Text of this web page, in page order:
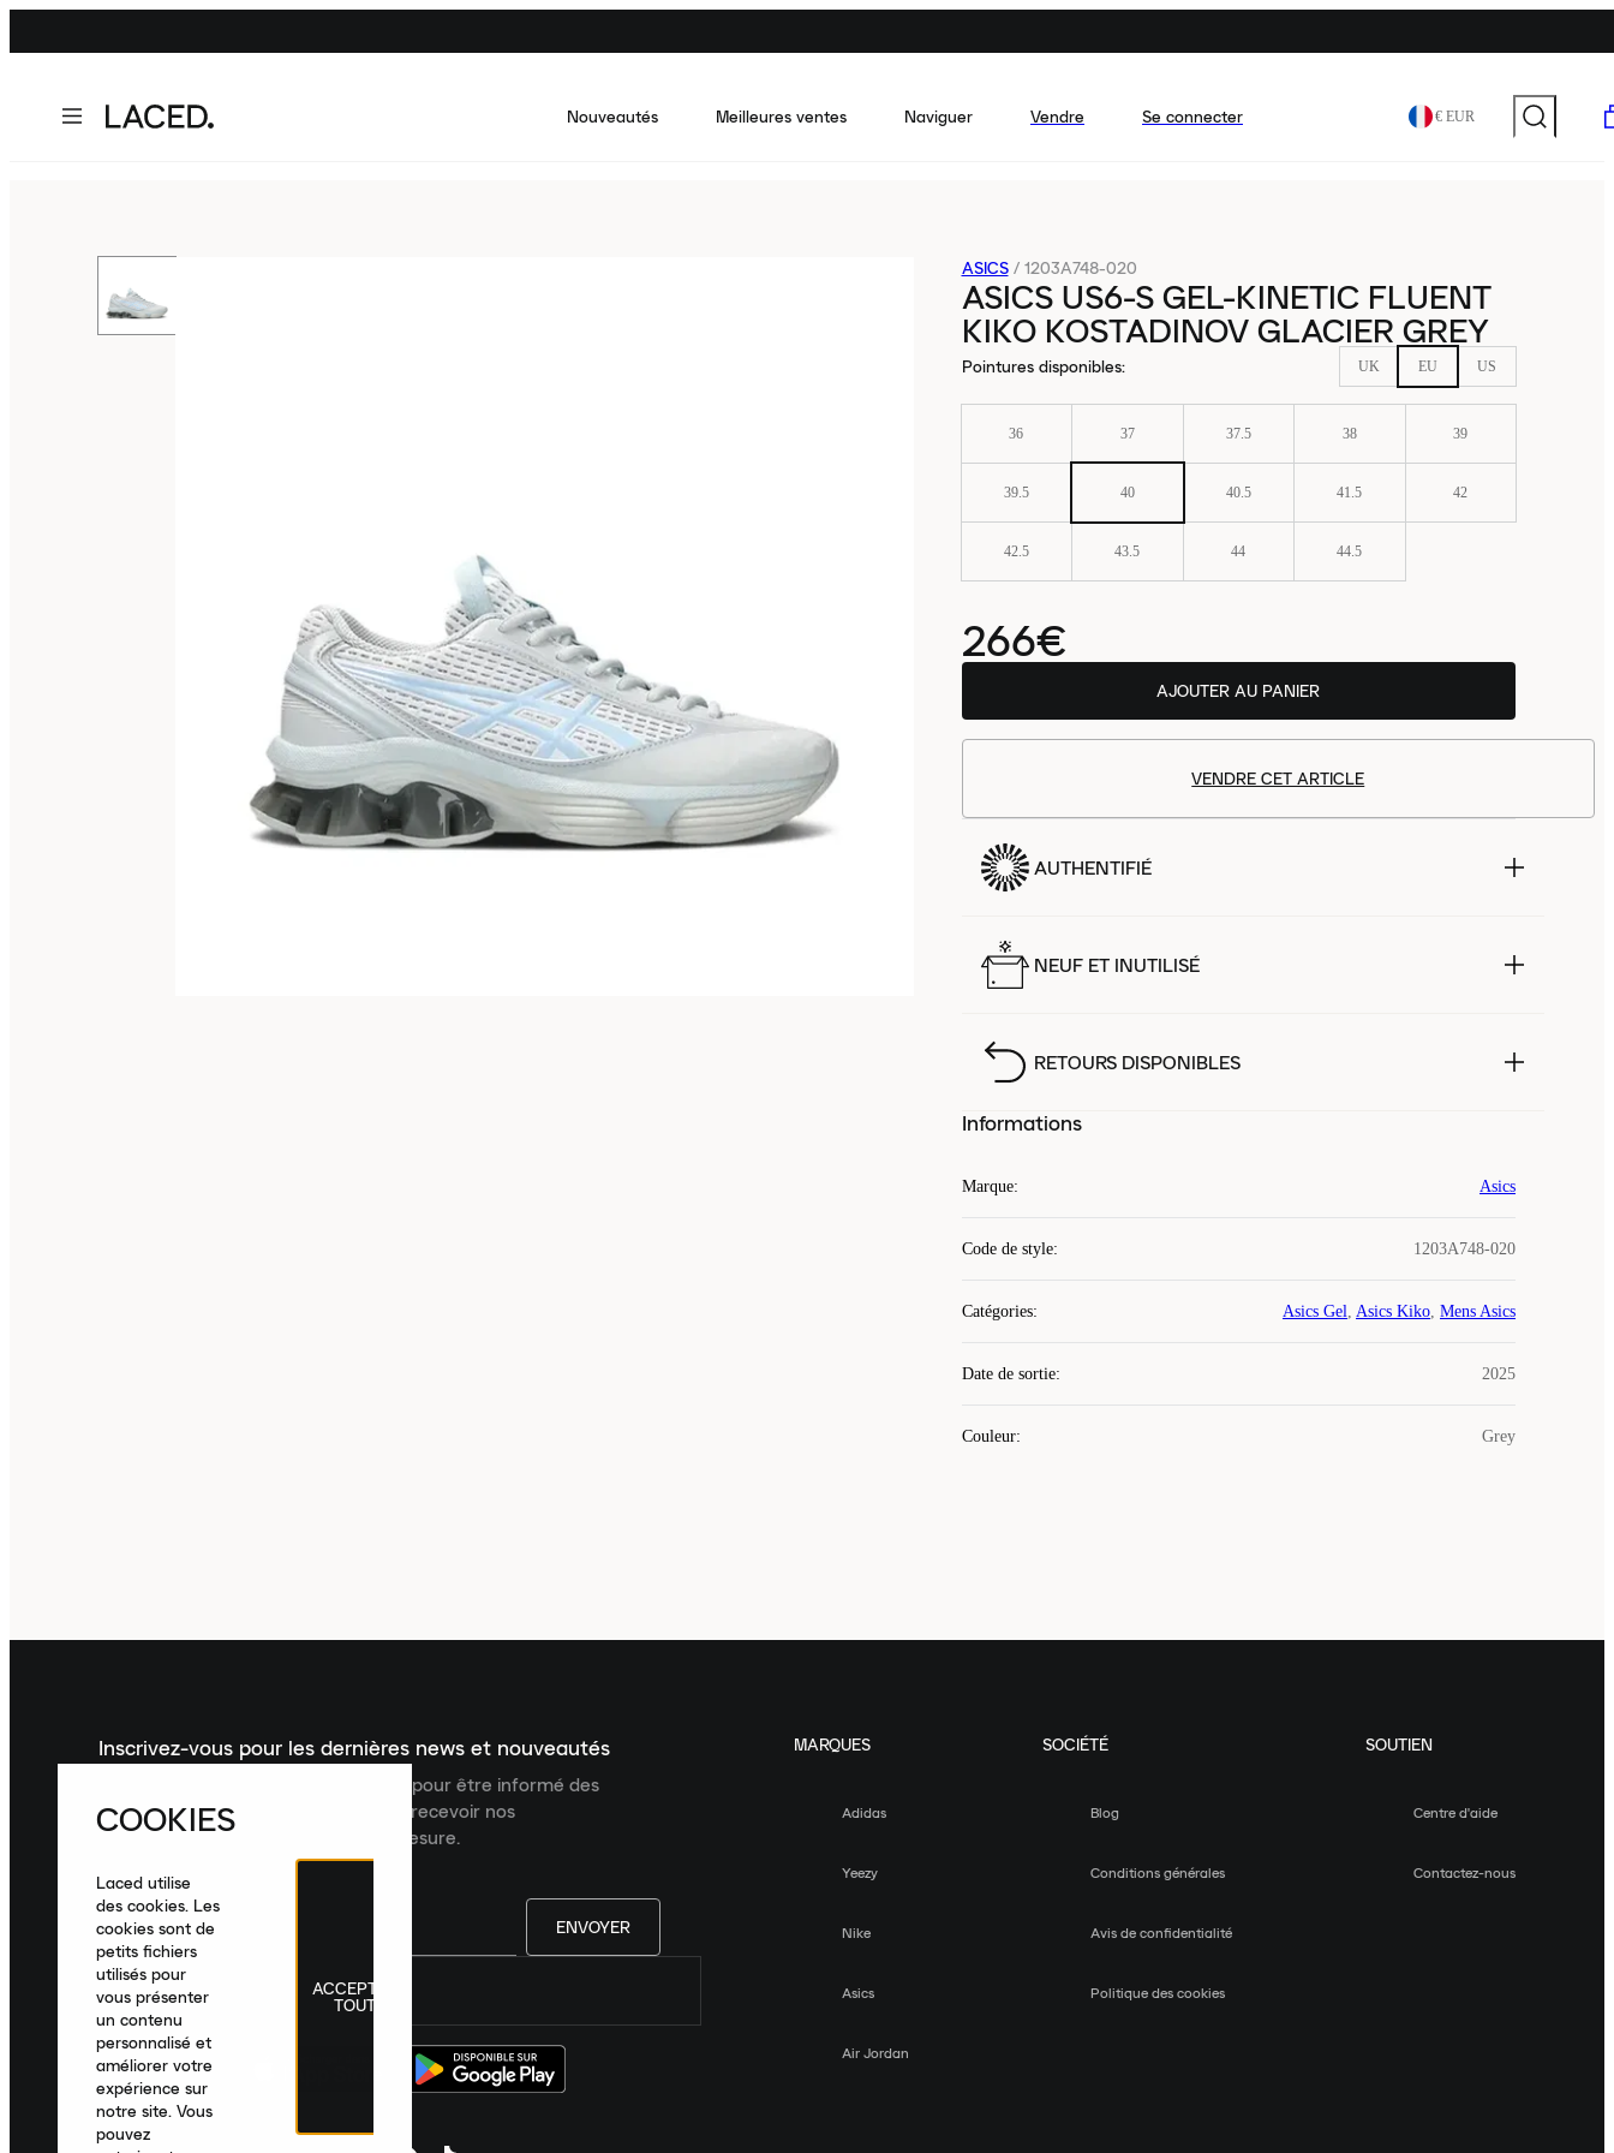
Nouveautés Meilleures ventes Naviguer Vendre Se connecter € EUR
ASICS / 1203A748-020
ASICS US6-S GEL-KINETIC FLUENT
KIKO KOSTADINOV GLACIER GREY
Pointures disponibles: UK EU US
36 37 37.5 38 39
39.5 40 40.5 41.5 42
42.5 43.5 44 44.5
266€
AJOUTER AU PANIER
VENDRE CET ARTICLE
AUTHENTIFIÉ
NEUF ET INUTILISÉ
RETOURS DISPONIBLES
Informations
Marque: Asics
Code de style: 1203A748-020
Catégories: Asics Gel, Asics Kiko, Mens Asics
Date de sortie: 2025
Couleur: Grey
Inscrivez-vous pour les dernières news et nouveautés
Inscrivez-vous à la newsletter Laced pour être informé des
dernières nouveautés, collections et recevoir nos
recommandations de produits sur mesure.
ENVOYER
France|Français
MARQUES
Adidas
Yeezy
Nike
Asics
Air Jordan
SOCIÉTÉ
Blog
Conditions générales
Avis de confidentialité
Politique des cookies
SOUTIEN
Centre d'aide
Contactez-nous
COOKIES
Laced utilise
des cookies. Les
cookies sont de
petits fichiers
utilisés pour
vous présenter
un contenu
personnalisé et
améliorer votre
expérience sur
notre site. Vous
pouvez
ACCEPTER
TOUT